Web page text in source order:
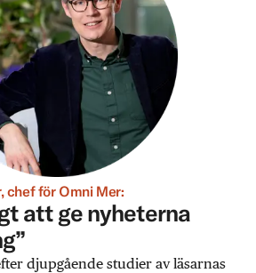
chef för Omni Mer:
att ge nyheterna
djupgående studier av läsarnas